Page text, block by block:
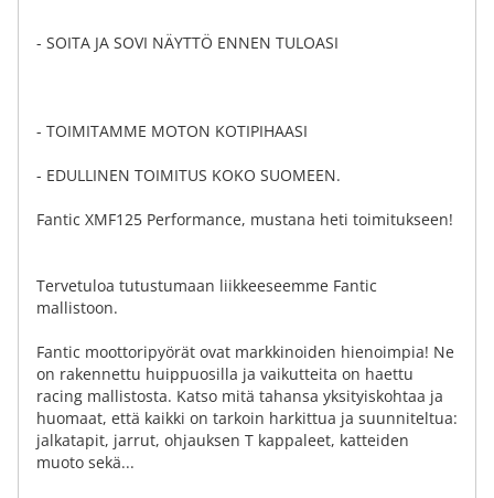
- SOITA JA SOVI NÄYTTÖ ENNEN TULOASI
- TOIMITAMME MOTON KOTIPIHAASI
- EDULLINEN TOIMITUS KOKO SUOMEEN.
Fantic XMF125 Performance, mustana heti toimitukseen!
Tervetuloa tutustumaan liikkeeseemme Fantic
mallistoon.
Fantic moottoripyörät ovat markkinoiden hienoimpia! Ne
on rakennettu huippuosilla ja vaikutteita on haettu
racing mallistosta. Katso mitä tahansa yksityiskohtaa ja
huomaat, että kaikki on tarkoin harkittua ja suunniteltua:
jalkatapit, jarrut, ohjauksen T kappaleet, katteiden
muoto sekä...